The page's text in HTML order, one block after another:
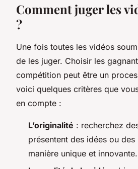
Comment juger les
?
Une fois toutes les vidéos
de les juger. Choisir les
compétition peut être un
voici quelques critères que
en compte :
L’originalité : recherchez
présentent des idées ou
manière unique et innovante.